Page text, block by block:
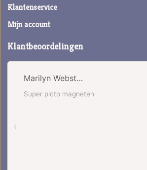
Klantenservice
Mijn account
Klantbeoordelingen